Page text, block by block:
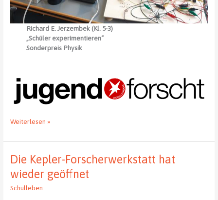
Richard E. Jerzembek (Kl. 5-3)
„Schüler experimentieren“
Sonderpreis Physik
Jugend
–
Südwestsachsen
und
3.
Weiterlesen »
Die Kepler-Forscherwerkstatt hat
wieder geöffnet
Schulleben